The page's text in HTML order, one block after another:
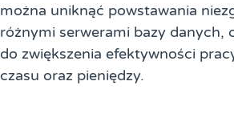
można uniknąć powstawania
różnymi serwerami bazy danych,
do zwiększenia efektywności
czasu oraz pieniędzy.